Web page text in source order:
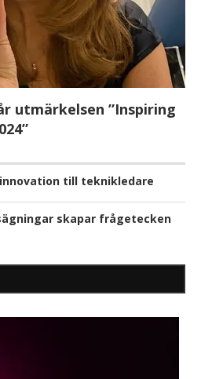
utmärkelsen ”Inspiring
innovation till teknikledare
skapar frågetecken